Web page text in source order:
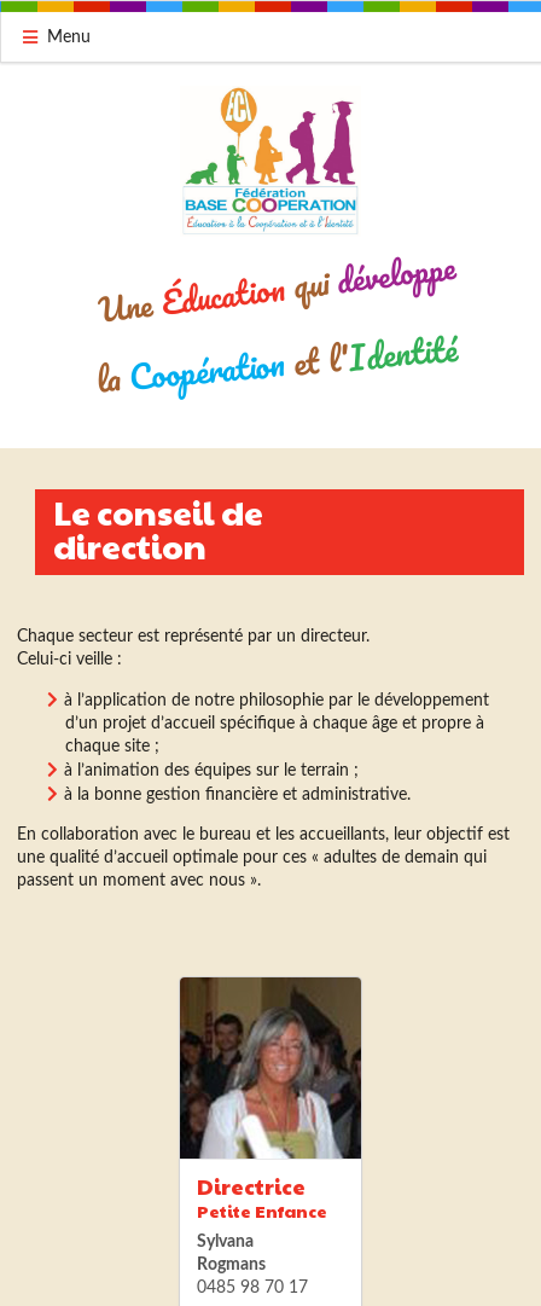
UneÉducationquidéveloppe
laCoopérationet l'Identité
Menu
Le conseil de
direction
Chaque secteur est représenté par un directeur.
Celui-ci veille :
à l’application de notre philosophie par le développement
d’un projet d’accueil spécifique à chaque âge et propre à
chaque site ;
à l’animation des équipes sur le terrain ;
à la bonne gestion financière et administrative.
En collaboration avec le bureau et les accueillants, leur objectif est
une qualité d’accueil optimale pour ces « adultes de demain qui
passent un moment avec nous ».
Directrice
Petite Enfance
Sylvana
Rogmans
0485 98 70 17